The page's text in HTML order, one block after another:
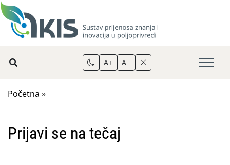
A+ A−
Početna »
Prijavi se na tečaj